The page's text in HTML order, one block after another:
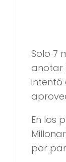
Solo 7
anotar
intentó
En los
por